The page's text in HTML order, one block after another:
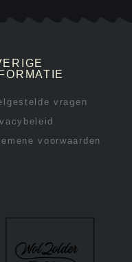
vragen
voorwaarden